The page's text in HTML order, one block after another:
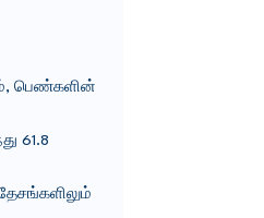
பெண்களின்
61.8